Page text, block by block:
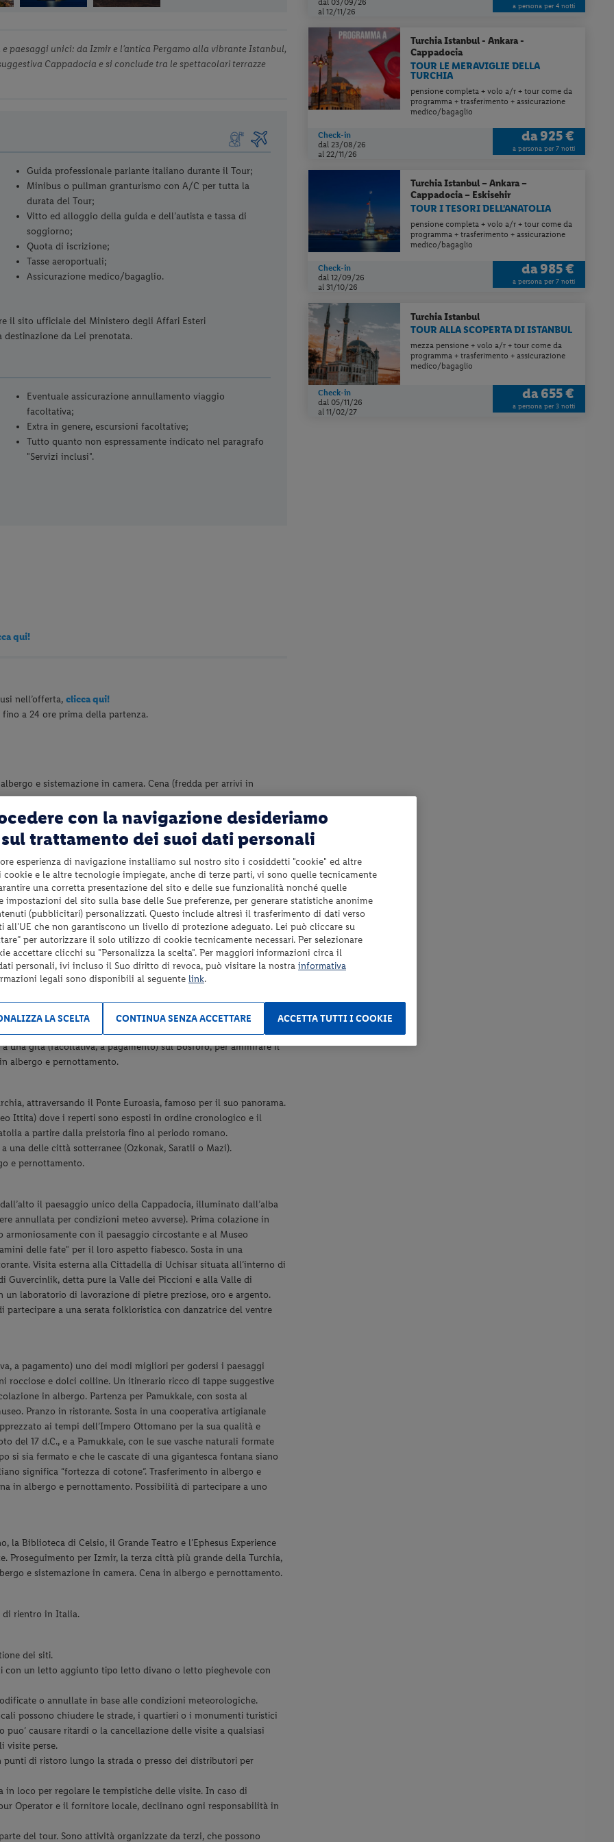
paesaggi unici: da Izmir e l’antica Pergamo alla vibrante Istanbul,
Cappadocia e si conclude tra le spettacolari terrazze
Guida professionale parlante italiano durante il Tour;
Minibus o pullman granturismo con A/C per tutta la
durata del Tour;
Vitto ed alloggio della guida e dell’autista e tassa di
soggiorno;
Quota di iscrizione;
Tasse aeroportuali;
Assicurazione medico/bagaglio.
il sito ufficiale del Ministero degli Affari Esteri
da Lei prenotata.
Eventuale assicurazione annullamento viaggio
facoltativa;
Extra in genere, escursioni facoltative;
Tutto quanto non espressamente indicato nel paragrafo
"Servizi inclusi".
qui!
nell’offerta, clicca qui!
a 24 ore prima della partenza.
e sistemazione in camera. Cena (fredda per arrivi in
esclusa), antico centro dedicato al dio della salute, Esculapio.
la loro bellezza e qualità. Pranzo in ristorante. Proseguimento
al mondo per lunghezza della sua campata centrale. Arrivo a
strada più popolare della città piena di tutti i tipi di negozi,
per fotografare la Chiesa di St. Maria Draperis, la Cattedrale di
di Fiori. Trasferimento in albergo e sistemazione in
del Corno d'Oro, l'antico porto bizantino e ottomano.
Moschea del Sultano Ahmet, nota come Moschea Blu per le
la Chiesa di Santa Sofia e la Cisterna Basilica (ingressi
al Palazzo Topkapi con sezione Harem e alla Chiesa di
la magnificenza dell’Impero Ottomano, e al Gran Bazaar, il
una gita (facoltativa, a pagamento) sul Bosforo, per ammirare il
albergo e pernottamento.
attraversando il Ponte Euroasia, famoso per il suo panorama.
Ittita) dove i reperti sono esposti in ordine cronologico e il
a partire dalla preistoria fino al periodo romano.
una delle città sotterranee (Ozkonak, Saratli o Mazi).
e pernottamento.
il paesaggio unico della Cappadocia, illuminato dall’alba
annullata per condizioni meteo avverse). Prima colazione in
con il paesaggio circostante e al Museo
delle fate" per il loro aspetto fiabesco. Sosta in una
Visita esterna alla Cittadella di Uchisar situata all’interno di
Guvercinlik, detta pure la Valle dei Piccioni e alla Valle di
un laboratorio di lavorazione di pietre preziose, oro e argento.
a una serata folkloristica con danzatrice del ventre
a pagamento) uno dei modi migliori per godersi i paesaggi
rocciose e dolci colline. Un itinerario ricco di tappe suggestive
in albergo. Partenza per Pamukkale, con sosta al
Pranzo in ristorante. Sosta in una cooperativa artigianale
ai tempi dell’Impero Ottomano per la sua qualità e
del 17 d.C., e a Pamukkale, con le sue vasche naturali formate
si sia fermato e che le cascate di una gigantesca fontana siano
significa “fortezza di cotone”. Trasferimento in albergo e
in albergo e pernottamento. Possibilità di partecipare a uno
Biblioteca di Celsio, il Grande Teatro e l’Ephesus Experience
Proseguimento per Izmir, la terza città più grande della Turchia,
e sistemazione in camera. Cena in albergo e pernottamento.
di rientro in Italia.
dei siti.
con un letto aggiunto tipo letto divano o letto pieghevole con
o annullate in base alle condizioni meteorologiche.
possono chiudere le strade, i quartieri o i monumenti turistici
causare ritardi o la cancellazione delle visite a qualsiasi
visite perse.
di ristoro lungo la strada o presso dei distributori per
loco per regolare le tempistiche delle visite. In caso di
Operator e il fornitore locale, declinano ogni responsabilità in
del tour. Sono attività organizzate da terzi, che possono
dal 03/09/26
al 12/11/26
a persona per 4 notti
TurchiaIstanbul - Ankara -
Cappadocia
TOUR LE MERAVIGLIE DELLA
TURCHIA
pensione completa + volo a/r + tour come da
programma + trasferimento + assicurazione
medico/bagaglio
Check-in
dal 23/08/26
al 22/11/26
da925 €
a persona per 7 notti
TurchiaIstanbul – Ankara –
Cappadocia – Eskisehir
TOUR I TESORI DELL'ANATOLIA
pensione completa + volo a/r + tour come da
programma + trasferimento + assicurazione
medico/bagaglio
Check-in
dal 12/09/26
al 31/10/26
da985 €
a persona per 7 notti
TurchiaIstanbul
TOUR ALLA SCOPERTA DI ISTANBUL
mezza pensione + volo a/r + tour come da
programma + trasferimento + assicurazione
medico/bagaglio
Check-in
dal 05/11/26
al 11/02/27
da655 €
a persona per 3 notti
con la navigazione desideriamo
trattamento dei suoi dati personali
esperienza di navigazione installiamo sul nostro sito i cosiddetti "cookie" ed altre
e le altre tecnologie impiegate, anche di terze parti, vi sono quelle tecnicamente
una corretta presentazione del sito e delle sue funzionalità nonché quelle
impostazioni del sito sulla base delle Sue preferenze, per generare statistiche anonime
(pubblicitari) personalizzati. Questo include altresì il trasferimento di dati verso
all'UE che non garantiscono un livello di protezione adeguato. Lei può cliccare su
per autorizzare il solo utilizzo di cookie tecnicamente necessari. Per selezionare
accettare clicchi su "Personalizza la scelta". Per maggiori informazioni circa il
personali, ivi incluso il Suo diritto di revoca, può visitare la nostra informativa
legali sono disponibili al seguente link.
ACCETTA TUTTI I COOKIE
CONTINUA SENZA ACCETTARE
LA SCELTA